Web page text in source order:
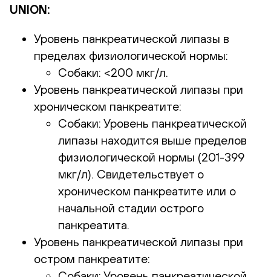
UNION:
Уровень панкреатической липазы в
пределах физиологической нормы:
Собаки: <200 мкг/л.
Уровень панкреатической липазы при
хроническом панкреатите:
Собаки: Уровень панкреатической
липазы находится выше пределов
физиологической нормы (201-399
мкг/л). Свидетельствует о
хроническом панкреатите или о
начальной стадии острого
панкреатита.
Уровень панкреатической липазы при
остром панкреатите: